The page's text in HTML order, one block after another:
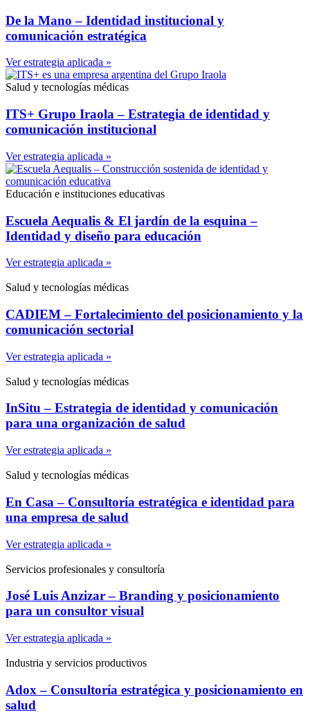
De la Mano – Identidad institucional y
comunicación estratégica
Ver estrategia aplicada »
Salud y tecnologías médicas
ITS+ Grupo Iraola – Estrategia de identidad y
comunicación institucional
Ver estrategia aplicada »
Educación e instituciones educativas
Escuela Aequalis & El jardín de la esquina –
Identidad y diseño para educación
Ver estrategia aplicada »
Salud y tecnologías médicas
CADIEM – Fortalecimiento del posicionamiento y la
comunicación sectorial
Ver estrategia aplicada »
Salud y tecnologías médicas
InSitu – Estrategia de identidad y comunicación
para una organización de salud
Ver estrategia aplicada »
Salud y tecnologías médicas
En Casa – Consultoría estratégica e identidad para
una empresa de salud
Ver estrategia aplicada »
Servicios profesionales y consultoría
José Luis Anzizar – Branding y posicionamiento
para un consultor visual
Ver estrategia aplicada »
Industria y servicios productivos
Adox – Consultoría estratégica y posicionamiento en
salud